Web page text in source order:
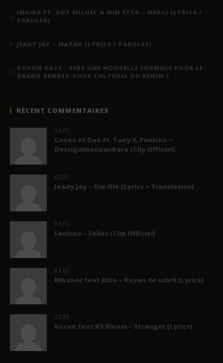
INDIRA FT. GUY MICHEL & MIN ETTA – MERCI (LYRICS /
PAROLES)
JEADY JAY – MAYAH (LYRICS / PAROLES)
VODUN DAYS : VERS UNE NOUVELLE FORMULE POUR LE
GRAND RENDEZ-VOUS CULTUREL DU BÉNIN ?
RÉCENT COMMENTAIRES
JULES
Conex et Don ft. Tony X, Fanicko –
Dessiguimanzanbera (Clip Officiel)
JULES
Jeady Jay – Olé Olé (Lyrics + Translation)
JULES
Fanicko – Folies (Clip Officiel)
JULES
Nikanor feat Kiko – Rayon de soleil (Lyrics)
JULES
Kocee feat KS Bloom – Stranger (Lyrics)